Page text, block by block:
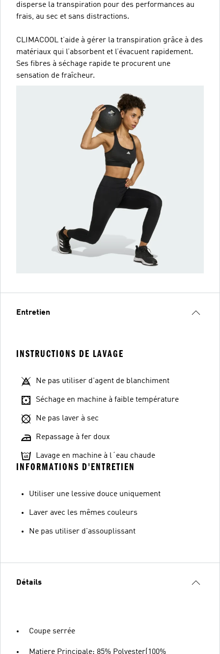
disperse la transpiration pour des performances au
frais, au sec et sans distractions.
CLIMACOOL t’aide à gérer la transpiration grâce à des
matériaux qui l’absorbent et l’évacuent rapidement.
Ses fibres à séchage rapide te procurent une
sensation de fraîcheur.
Entretien
INSTRUCTIONS DE LAVAGE
Ne pas utiliser d'agent de blanchiment
Séchage en machine à faible température
Ne pas laver à sec
Repassage à fer doux
Lavage en machine à l´eau chaude
INFORMATIONS D'ENTRETIEN
Utiliser une lessive douce uniquement
Laver avec les mêmes couleurs
Ne pas utiliser d'assouplissant
Détails
Coupe serrée
Matiere Principale: 85% Polyester(100%